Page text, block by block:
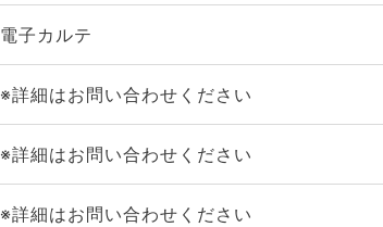
電子カルテ
※詳細はお問い合わせください
※詳細はお問い合わせください
※詳細はお問い合わせください